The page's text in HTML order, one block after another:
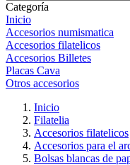
Categoría
Inicio
Accesorios numismatica
Accesorios filatelicos
Accesorios Billetes
Placas Cava
Otros accesorios
Inicio
Filatelia
Accesorios filatelicos
Accesorios para el
Bolsas blancas de